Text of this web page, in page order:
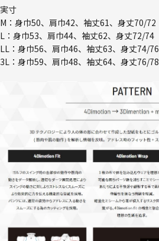
実寸
M：身巾50、肩巾42、袖丈61、身丈70/72
L：身巾53、肩巾44、袖丈62、身丈72/74
LL：身巾56、肩巾46、袖丈63、身丈74/76
3L：身巾59、肩巾48、袖丈64、身丈76/78